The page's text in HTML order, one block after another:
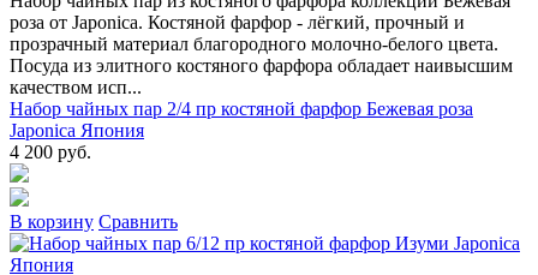
роза от Japonica. Костяной фарфор - лёгкий, прочный и
прозрачный материал благородного молочно-белого цвета.
Посуда из элитного костяного фарфора обладает наивысшим
качеством исп...
Набор чайных пар 2/4 пр костяной фарфор Бежевая роза
Japonica Япония
4 200 руб.
В коpзину Сpавнить